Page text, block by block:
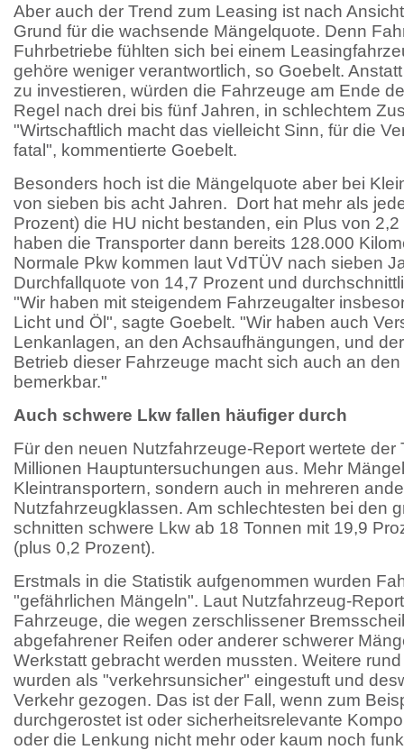
Aber auch der Trend zum Leasing ist nach
Grund für die wachsende Mängelquote. Denn
Fuhrbetriebe fühlten sich bei einem
gehöre weniger verantwortlich, so Goebelt.
zu investieren, würden die Fahrzeuge am Ende
Regel nach drei bis fünf Jahren, in schlechtem
"Wirtschaftlich macht das vielleicht Sinn, für die
fatal", kommentierte Goebelt.
Besonders hoch ist die Mängelquote aber bei
von sieben bis acht Jahren. Dort hat mehr als
Prozent) die HU nicht bestanden, ein Plus von
haben die Transporter dann bereits 128.000
Normale Pkw kommen laut VdTÜV nach sieben
Durchfallquote von 14,7 Prozent und
"Wir haben mit steigendem Fahrzeugalter
Licht und Öl", sagte Goebelt. "Wir haben auch
Lenkanlagen, an den Achsaufhängungen, und
Betrieb dieser Fahrzeuge macht sich auch an
bemerkbar."
Auch schwere Lkw fallen häufiger durch
Für den neuen Nutzfahrzeuge-Report wertete der
Millionen Hauptuntersuchungen aus. Mehr
Kleintransportern, sondern auch in mehreren
Nutzfahrzeugklassen. Am schlechtesten bei den
schnitten schwere Lkw ab 18 Tonnen mit 19,9
(plus 0,2 Prozent).
Erstmals in die Statistik aufgenommen wurden
"gefährlichen Mängeln". Laut Nutzfahrzeug-
Fahrzeuge, die wegen zerschlissener
abgefahrener Reifen oder anderer schwerer
Werkstatt gebracht werden mussten. Weitere
wurden als "verkehrsunsicher" eingestuft und
Verkehr gezogen. Das ist der Fall, wenn zum
durchgerostet ist oder sicherheitsrelevante
oder die Lenkung nicht mehr oder kaum noch